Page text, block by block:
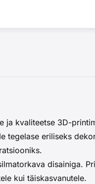
kvaliteetse 3D-
tegelase eriliseks
disainiga.
kui täiskasvanutele.